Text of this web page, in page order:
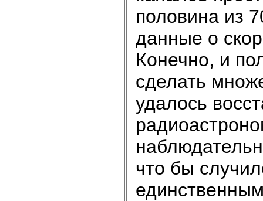
половина из
данные о
Конечно, и
сделать
удалось
что бы